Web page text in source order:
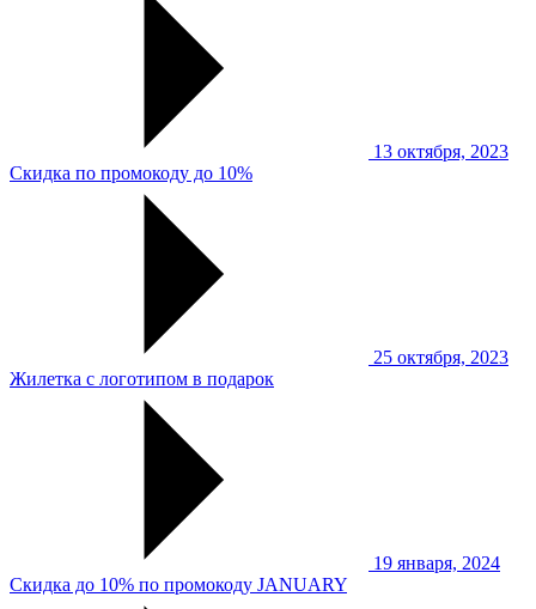
13 октября, 2023
Скидка по промокоду до 10%
25 октября, 2023
Жилетка с логотипом в подарок
19 января, 2024
Скидка до 10% по промокоду JANUARY